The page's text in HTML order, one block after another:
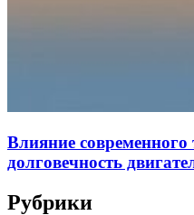
Влияние современного
долговечность
Рубрики